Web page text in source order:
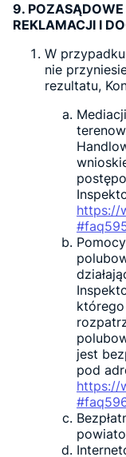
9.
REKLAMACJI I
W
nie
rezultatu,
https://
jest
pod
https://